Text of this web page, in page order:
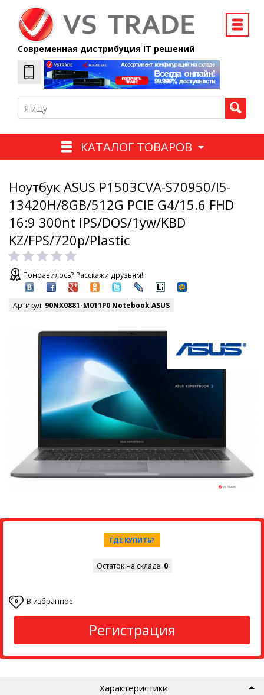
Современная дистрибуция IT решений
КАТАЛОГ ТОВАРОВ
Ноутбук ASUS P1503CVA-S70950/I5-
13420H/8GB/512G PCIE G4/15.6 FHD
16:9 300nt IPS/DOS/1yw/KBD
KZ/FPS/720p/Plastic
Понравилось? Расскажи друзьям!
Артикул: 90NX0881-M011P0 Notebook ASUS
ГДЕ КУПИТЬ?
Остаток на складе: 0
0 В избранное
Регистрация
Характеристики